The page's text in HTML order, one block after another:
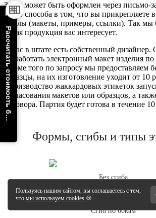
Заказ может быть оформлен через письмо-
этого способа в том, что вы прикрепляете
файлы (макеты, примеры, ссылки). Так мы
какая продукция вас интересует.
У нас в штате есть собственный
разработать электронный макет изделия
Кроме того по запросу мы предоставляем
образцы, на их изготовление уходит от 10
Производство жаккардовых этикеток
согласования макетов или образцов, а
договора. Партия будет готова в течение
Формы, сгибы и типы
Без сгиба
Сгиб по бокам
Рассчитать стоимость бирок